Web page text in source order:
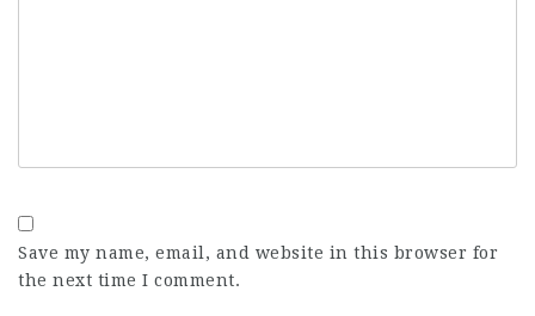
Save my name, email, and website in this browser for
the next time I comment.